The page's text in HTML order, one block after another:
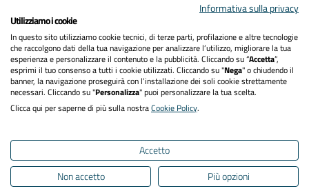
Privacy Policy
Dichiarazione di accessibilità
Mappa del sito
Informativa sulla privacy
Utilizziamo i cookie
In questo sito utilizziamo cookie tecnici, di terze parti, profilazione e altre tecnologie
che raccolgono dati della tua navigazione per analizzare l’utilizzo, migliorare la tua
esperienza e personalizzare il contenuto e la pubblicità. Cliccando su “Accetta”,
esprimi il tuo consenso a tutti i cookie utilizzati. Cliccando su "Nega" o chiudendo il
banner, la navigazione proseguirà con l’installazione dei soli cookie strettamente
necessari. Cliccando su "Personalizza" puoi personalizzare la tua scelta.
Clicca qui per saperne di più sulla nostraCookie Policy.
Accetto
Non accetto
Più opzioni